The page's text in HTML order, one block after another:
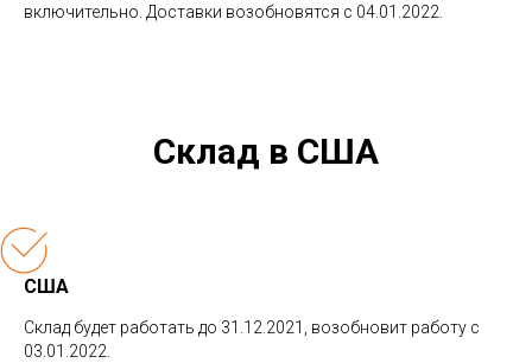
включительно. Доставки возобновятся с 04.01.2022.
Склад в США
США
Склад будет работать до 31.12.2021, возобновит работу с
03.01.2022.